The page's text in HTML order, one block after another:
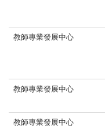
教師專業發展中心
教師專業發展中心
教師專業發展中心